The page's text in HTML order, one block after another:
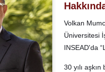
Volkan
Üniversitesi
INSEAD'da
30 yılı